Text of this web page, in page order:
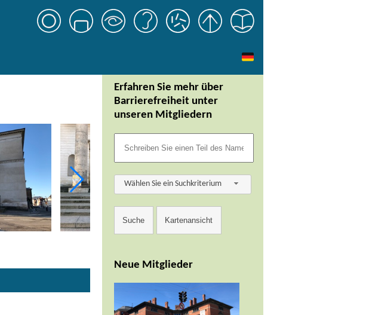
Erfahren Sie mehr über
Barrierefreiheit unter
unseren Mitgliedern
Wählen Sie ein Suchkriterium
Neue Mitglieder